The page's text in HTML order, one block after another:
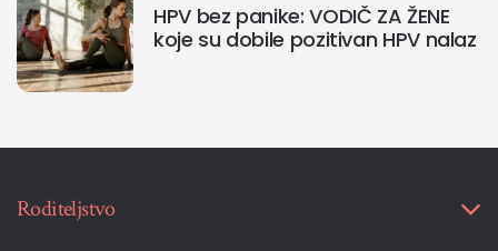
HPV bez panike: VODIČ ZA ŽENE
koje su dobile pozitivan HPV nalaz
Roditeljstvo